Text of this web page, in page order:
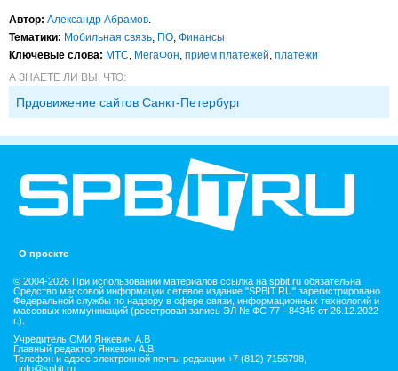
Автор: Александр Абрамов
Тематики: Мобильная связь ПО Финансы
Ключевые слова: МТС МегаФон прием платежей платежи
А ЗНАЕТЕ ЛИ ВЫ, ЧТО:
Прдовижение сайтов Санкт-Петербург
О проекте
© 2004-2026 При использовании материалов ссылка на spbit.ru обязательна
Средство массовой информации сетевое издание "SPBIT.RU" зарегистрировано
Федеральной службы по надзору в сфере связи, информационных технологий и
массовых коммуникаций (реестровая запись ЭЛ № ФС 77 - 84345 от 26.12.2022
г.).
Учредитель СМИ Янкевич А.В
Главный редактор Янкевич А.В
Телефон и адрес электронной почты редакции +7 (812) 7156798,
info@spbit.ru